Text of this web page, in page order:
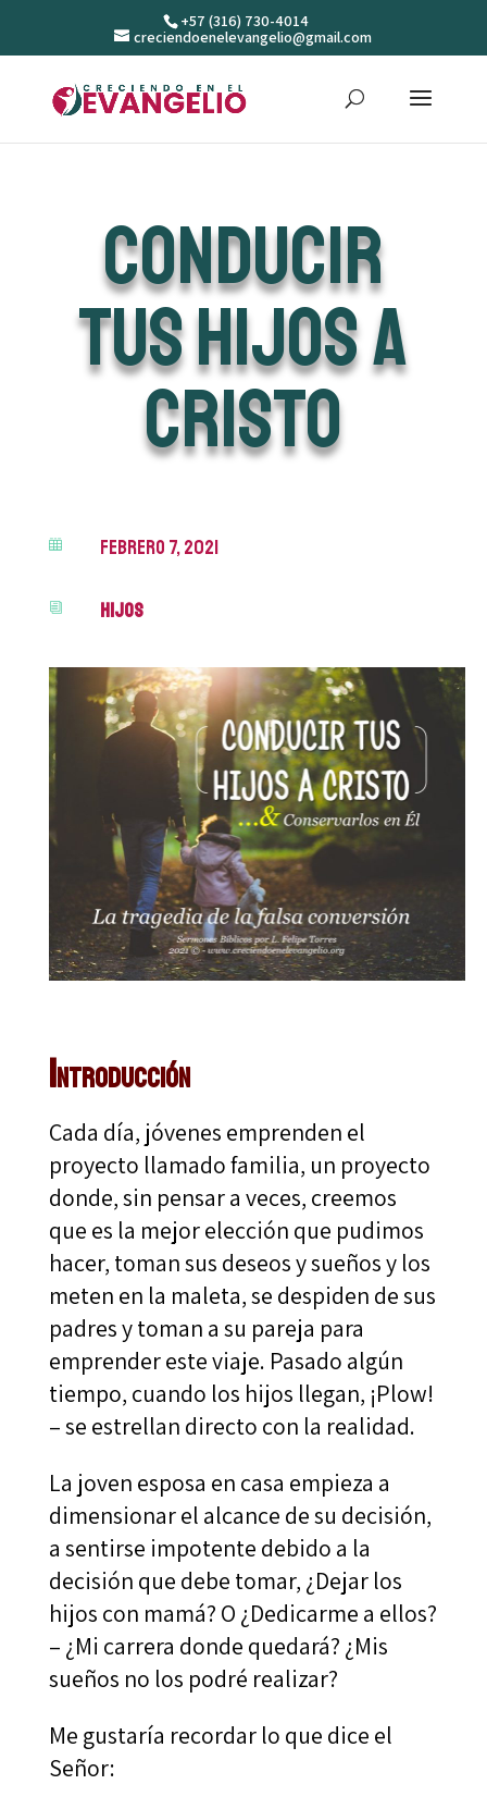
+57 (316) 730-4014
creciendoenelevangelio@gmail.com
Conducir
tus hijos a
Cristo
 febrero 7, 2021
i Hijos
Introducción
Cada día, jóvenes emprenden el
proyecto llamado familia, un proyecto
donde, sin pensar a veces, creemos
que es la mejor elección que pudimos
hacer, toman sus deseos y sueños y los
meten en la maleta, se despiden de sus
padres y toman a su pareja para
emprender este viaje. Pasado algún
tiempo, cuando los hijos llegan, ¡Plow!
– se estrellan directo con la realidad.
La joven esposa en casa empieza a
dimensionar el alcance de su decisión,
a sentirse impotente debido a la
decisión que debe tomar, ¿Dejar los
hijos con mamá? O ¿Dedicarme a ellos?
– ¿Mi carrera donde quedará? ¿Mis
sueños no los podré realizar?
Me gustaría recordar lo que dice el
Señor: